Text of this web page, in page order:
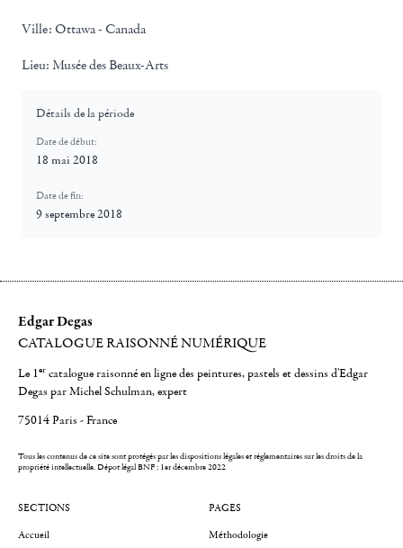
Ville: Ottawa - Canada
Lieu: Musée des Beaux-Arts
Détails de la période
Date de début:
18 mai 2018
Date de fin:
9 septembre 2018
Edgar Degas
CATALOGUE RAISONNÉ NUMÉRIQUE
Le 1er catalogue raisonné en ligne des peintures, pastels et dessins d'Edgar
Degas par Michel Schulman, expert
75014 Paris - France
Tous les contenus de ce site sont protégés par les dispositions légales et réglementaires sur les droits de la
propriété intellectuelle.Dépot légal BNF : 1er décembre 2022
SECTIONS
Accueil
PAGES
Méthodologie